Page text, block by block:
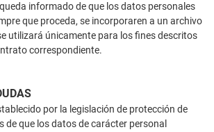
informado de que los datos personales
que proceda, se incorporaren a un archivo
utilizará únicamente para los fines descritos
correspondiente.
por la legislación de protección de
de que los datos de carácter personal